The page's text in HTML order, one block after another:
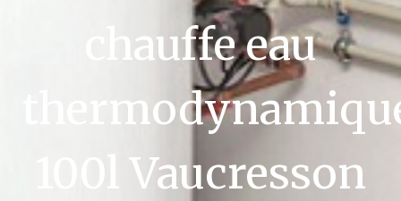
chauffe eau
100l Vaucresson